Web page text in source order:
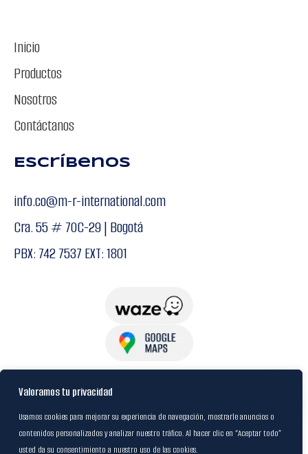
Valoramos tu privacidad
Usamos cookies para mejorar su experiencia de navegación, mostrarle anuncios o
contenidos personalizados y analizar nuestro tráfico. Al hacer clic en “Aceptar todo”
usted da su consentimiento a nuestro uso de las cookies.
Inicio
Productos
Nosotros
Contáctanos
Escríbenos
info.co@m-r-international.com
Cra. 55 # 70C-29 | Bogotá
PBX: 742 7537 EXT: 1801
USuarios
Política de Datos